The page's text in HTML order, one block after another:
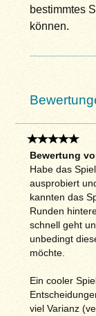
bestimmtes
können.
Bewertung
Habe das
ausprobiert
kannten das
Runden
schnell geht
unbedingt
möchte.
Ein cooler
viel Varianz